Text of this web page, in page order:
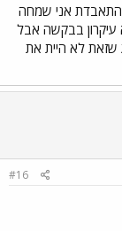
התאבדת אני שמחה
עיקרון בבקשה אבל
שזאת לא היית את
#16